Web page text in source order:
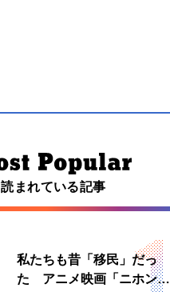
読まれている記事
私たちも昔「移民」だっ
た アニメ映画「ニホンジ